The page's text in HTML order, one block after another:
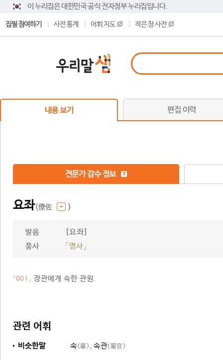
이 누리집은 대한민국 공식 전자정부 누리집입니다.
집필 참여하기 사전 통계 어휘 지도 작은 창 사전
내용 보기 편집 이력
전문가 감수 정보
요좌(僚佐 )
발음 [요좌]
품사 「명사」
「001」 장관에게 속한 관원.
관련 어휘
비슷한말 속(屬) , 속관(屬官)